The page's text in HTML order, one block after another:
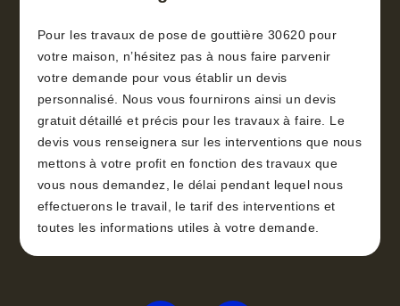
Pour les travaux de pose de gouttière 30620 pour
votre maison, n’hésitez pas à nous faire parvenir
votre demande pour vous établir un devis
personnalisé. Nous vous fournirons ainsi un devis
gratuit détaillé et précis pour les travaux à faire. Le
devis vous renseignera sur les interventions que nous
mettons à votre profit en fonction des travaux que
vous nous demandez, le délai pendant lequel nous
effectuerons le travail, le tarif des interventions et
toutes les informations utiles à votre demande.